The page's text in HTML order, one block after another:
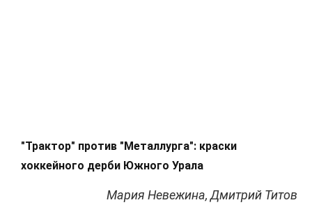
"Трактор" против "Металлурга": краски
хоккейного дерби Южного Урала
Мария Невежина, Дмитрий Титов